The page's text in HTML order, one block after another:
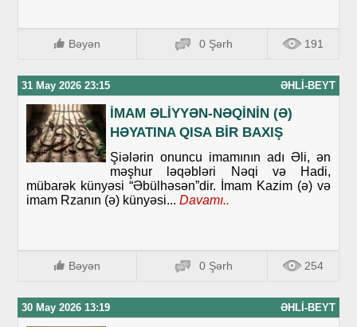
Bəyən 0 Şərh 191
31 May 2026 23:15 ƏHLI-BEYT
İMAM ƏLİYYƏN-NƏQİNİN (Ə)
HƏYATINA QISA BİR BAXIŞ
Şiələrin onuncu imamının adı Əli, ən
məşhur ləqəbləri Nəqi və Hadi,
mübarək künyəsi “Əbülhəsən”dir. İmam Kazim (ə) və
imam Rzanın (ə) künyəsi... Davamı..
Bəyən 0 Şərh 254
30 May 2026 13:19 ƏHLI-BEYT